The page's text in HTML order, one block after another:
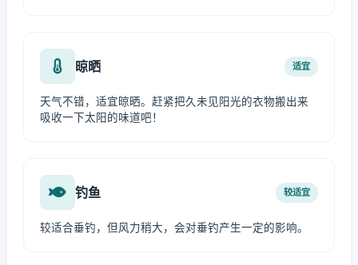
晾晒 适宜
天气不错，适宜晾晒。赶紧把久未见阳光的衣物搬出来
吸收一下太阳的味道吧！
钓鱼 较适宜
较适合垂钓，但风力稍大，会对垂钓产生一定的影响。